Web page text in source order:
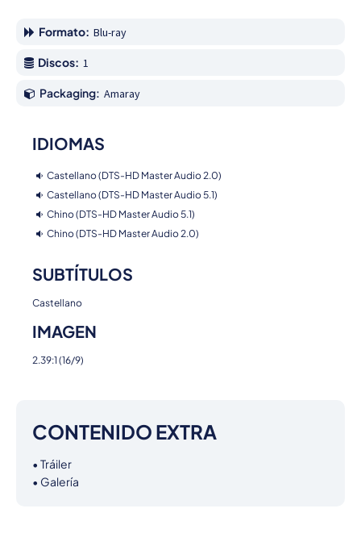
Formato: Blu-ray
Discos: 1
Packaging: Amaray
IDIOMAS
Castellano (DTS-HD Master Audio 2.0)
Castellano (DTS-HD Master Audio 5.1)
Chino (DTS-HD Master Audio 5.1)
Chino (DTS-HD Master Audio 2.0)
SUBTÍTULOS
Castellano
IMAGEN
2.39:1 (16/9)
CONTENIDO EXTRA
• Tráiler
• Galería